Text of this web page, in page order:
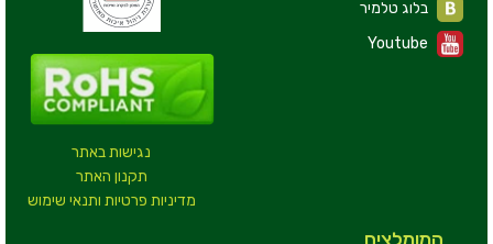
נגישות באתר
תקנון האתר
מדיניות פרטיות ותנאי שימוש
Youtube